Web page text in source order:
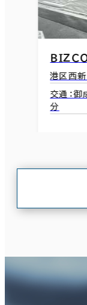
ＢＩＺ
港区西
交通：
分